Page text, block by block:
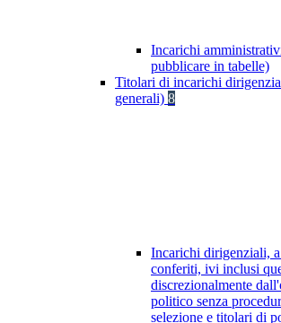
Incarichi
pubblicare in tabelle)
Titolari di incarichi
generali) 8
Incarichi dirigenziali,
conferiti, ivi inclusi
discrezionalmente
politico senza
selezione e titolari di